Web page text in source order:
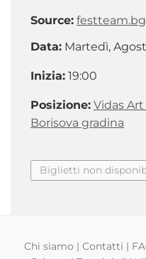
Source: festteam.bg
Data: Martedì,
Inizia: 19:00
Posizione: Vidas
Borisova gradina
Biglietti non
Chi siamo | Contatti |